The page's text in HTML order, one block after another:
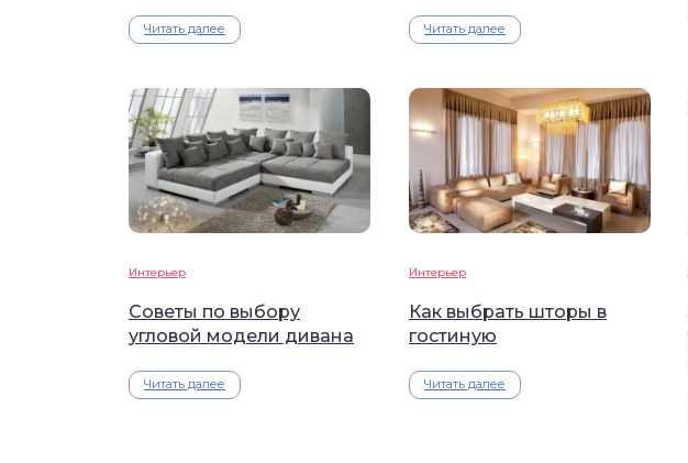
Читать далее Читать далее
Интерьер
Советы по выбору
угловой модели дивана
Читать далее
Интерьер
Как выбрать шторы в
гостиную
Читать далее